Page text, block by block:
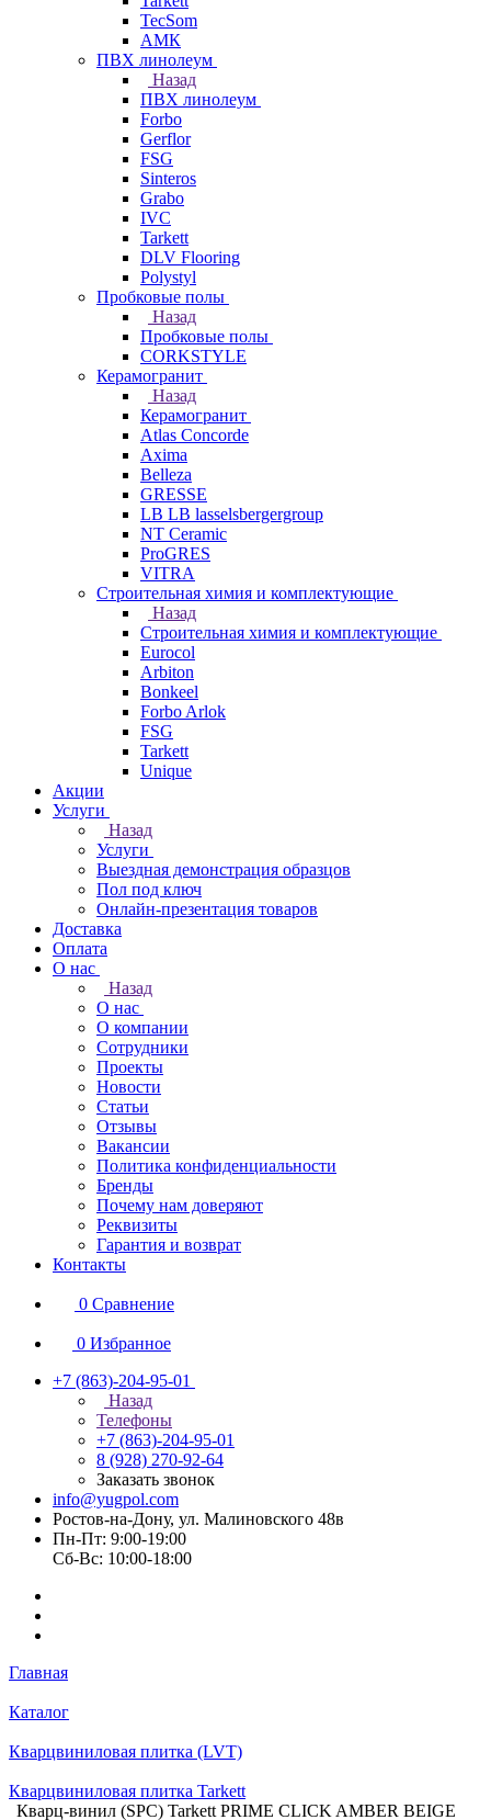
TecSom
АМК
ПВХ линолеум
Назад
ПВХ линолеум
Forbo
Gerflor
FSG
Sinteros
Grabo
IVC
Tarkett
DLV Flooring
Polystyl
Пробковые полы
Назад
Пробковые полы
CORKSTYLE
Керамогранит
Назад
Керамогранит
Atlas Concorde
Axima
Belleza
GRESSE
LB LB lasselsbergergroup
NT Ceramic
ProGRES
VITRA
Строительная химия и комплектующие
Назад
Строительная химия и комплектующие
Eurocol
Arbiton
Bonkeel
Forbo Arlok
FSG
Tarkett
Unique
Акции
Услуги
Назад
Услуги
Выездная демонстрация образцов
Пол под ключ
Онлайн-презентация товаров
Доставка
Оплата
О нас
Назад
О нас
О компании
Сотрудники
Проекты
Новости
Статьи
Отзывы
Вакансии
Политика конфиденциальности
Бренды
Почему нам доверяют
Реквизиты
Гарантия и возврат
Контакты
0 Сравнение
0 Избранное
+7 (863)-204-95-01
Назад
Телефоны
+7 (863)-204-95-01
8 (928) 270-92-64
Заказать звонок
info@yugpol.com
Ростов-на-Дону, ул. Малиновского 48в
Пн-Пт: 9:00-19:00
Cб-Вс: 10:00-18:00
Главная
Каталог
Кварцвиниловая плитка (LVT)
Кварцвиниловая плитка Tarkett
Кварц-винил (SPC) Tarkett PRIME CLICK AMBER BEIGE